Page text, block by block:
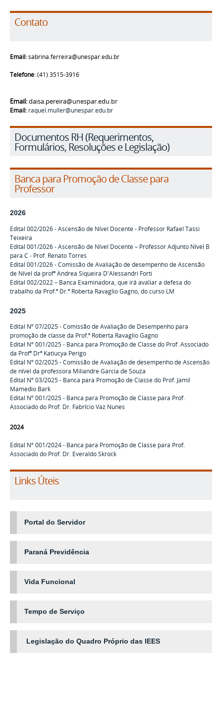
Contato
Email:sabrina.ferreira@unespar.edu.br
Telefone:(41) 3515-3916
Email:daisa.pereira@unespar.edu.br
Email: raquel.muller@unespar.edu.br
Documentos RH (Requerimentos,
Formulários, Resoluções e Legislação)
Banca para Promoção de Classe para
Professor
2026
Edital 002/2026 - Ascensão de Nível Docente - Professor Rafael Tassi
Teixeira
Edital 001/2026 - Ascensão de Nível Docente – Professor Adjunto Nível B
para C - Prof. Renato Torres
Edital 001/2026 -Comissão de Avaliação de desempenho deAscensão
de Nível da profª Andrea Siqueira D'Alessandri Forti
Edital 002/2022 – Banca Examinadora, que irá avaliar a defesa do
trabalho da Prof.ª Dr.ª Roberta Ravaglio Gagno, do curso LM
2025
Edital Nº 07/2025 - Comissão de Avaliação de Desempenho para
promoção de classe da Prof.ª Roberta Ravaglio Gagno
Edital Nº 001/2025 - Banca para Promoção de Classe do Prof. Associado
da Profª Drª Katiucya Perigo
Edital Nº 02/2025 - Comissão de Avaliação de desempenho de Ascensão
de nível da professora Miliandre Garcia de Souza
Edital Nº 03/2025 - Banca para Promoção de Classe do Prof. Jamil
Mamedio Bark
Edital Nº 001/2025 - Banca para Promoção de Classe para Prof.
Associado do Prof. Dr. Fabrício Vaz Nunes
2024
Edital Nº 001/2024 - Banca para Promoção de Classe para Prof.
Associado do Prof. Dr. Everaldo Skrock
Links Úteis
Portal do Servidor
Paraná Previdência
Vida Funcional
Tempo de Serviço
Legislação do Quadro Próprio das IEES